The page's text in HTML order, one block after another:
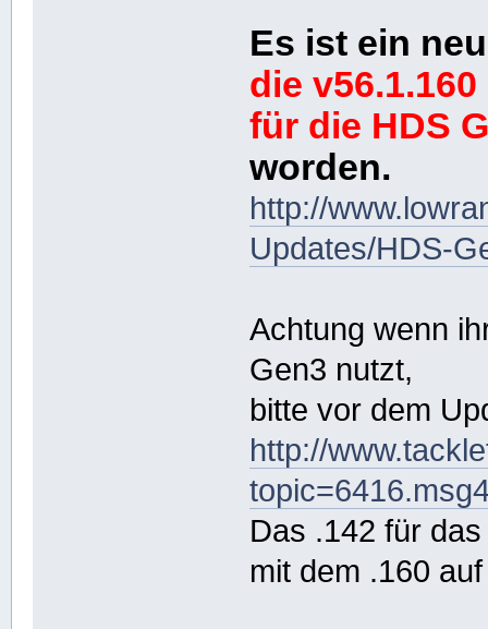
Es ist ein
die v56.1.160
für die HDS
worden.
http://
Updates/HDS-
Achtung wenn
Gen3 nutzt,
bitte vor dem
http://
Das .142 für
mit dem .160